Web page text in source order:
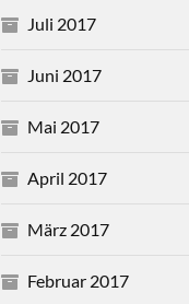
Juli 2017
Juni 2017
Mai 2017
April 2017
März 2017
Februar 2017